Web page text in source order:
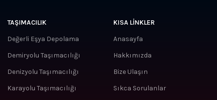
TAŞIMACILIK
Değerli Eşya Depolama
Demiryolu Taşımacılığı
Denizyolu Taşımacılığı
Karayolu Taşımacılığı
KISA LINKLER
Anasayfa
Hakkımızda
Bize Ulaşın
Sıkca Sorulanlar